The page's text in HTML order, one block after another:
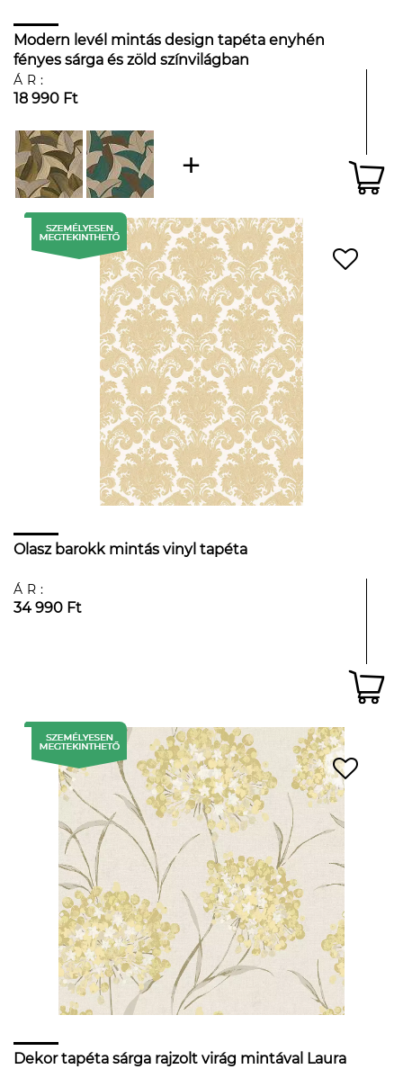
Modern levél mintás design tapéta enyhén
fényes sárga és zöld színvilágban
ÁR:
18 990 Ft
Olasz barokk mintás vinyl tapéta
ÁR:
34 990 Ft
Dekor tapéta sárga rajzolt virág mintával Laura